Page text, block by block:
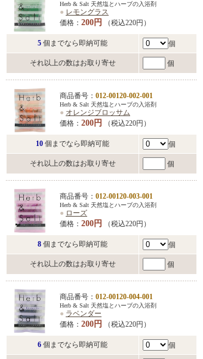
Herb & Salt 天然塩とハーブの入浴剤
● レモングラス
価格： 200円 （税込220円）
5 個までなら即納可能 個
それ以上の数はお取り寄せ 個
商品番号： 012-00120-002-001
Herb & Salt 天然塩とハーブの入浴剤
● オレンジブロッサム
価格： 200円 （税込220円）
10 個までなら即納可能 個
それ以上の数はお取り寄せ 個
商品番号： 012-00120-003-001
Herb & Salt 天然塩とハーブの入浴剤
● ローズ
価格： 200円 （税込220円）
8 個までなら即納可能 個
それ以上の数はお取り寄せ 個
商品番号： 012-00120-004-001
Herb & Salt 天然塩とハーブの入浴剤
● ラベンダー
価格： 200円 （税込220円）
6 個までなら即納可能 個